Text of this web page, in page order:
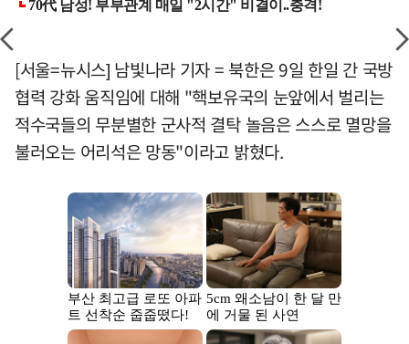
[서울=뉴시스] 남빛나라 기자 = 북한은 9일 한일 간 국방
협력 강화 움직임에 대해 "핵보유국의 눈앞에서 벌리는
적수국들의 무분별한 군사적 결탁 놀음은 스스로 멸망을
불러오는 어리석은 망동"이라고 밝혔다.